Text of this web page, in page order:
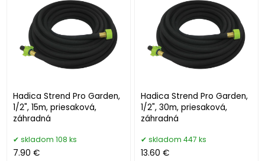
Hadica Strend Pro Garden,
1/2", 15m, priesaková,
záhradná
skladom 108 ks
7.90 €
Hadica Strend Pro Garden,
1/2", 30m, priesaková,
záhradná
skladom 447 ks
13.60 €